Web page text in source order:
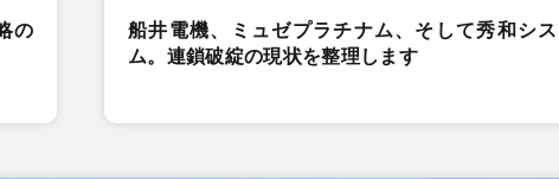
の
船井電機、ミュゼプラチナム、そして秀和シ
ム。連鎖破綻の現状を整理します